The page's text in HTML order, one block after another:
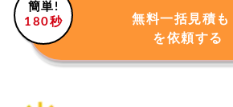
『年間の
上金額』『保険加入等』
「人柄」などの評価も審査基準
簡単!
180秒
無料一括見積も
を依頼する